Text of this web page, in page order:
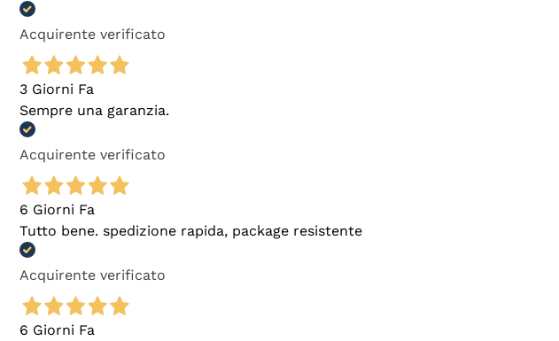
Acquirente verificato
3 Giorni Fa
Sempre una garanzia.
Acquirente verificato
6 Giorni Fa
Tutto bene. spedizione rapida, package resistente
Acquirente verificato
6 Giorni Fa